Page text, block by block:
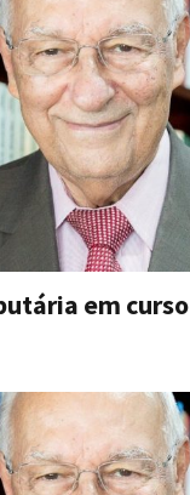
em curso